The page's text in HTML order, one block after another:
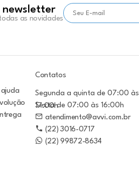
newsletter
as novidades
Contatos
Segunda a quinta de 07:00 às
17:00h
Sexta de 07:00 às 16:00h
atendimento@avvi.com.br
(22) 3016-0717
(22) 99872-8634